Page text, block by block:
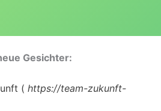
Gesichter:
(https://team-zukunft-